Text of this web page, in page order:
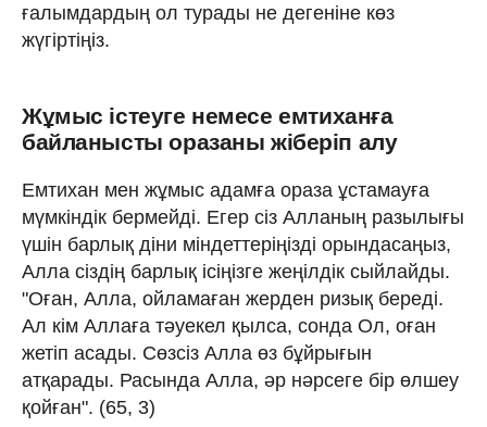
ғалымдардың ол турады не дегеніне көз
жүгіртіңіз.
Жұмыс істеуге немесе емтиханға
байланысты оразаны жіберіп алу
Емтихан мен жұмыс адамға ораза ұстамауға
мүмкіндік бермейді. Егер сіз Алланың разылығы
үшін барлық діни міндеттеріңізді орындасаңыз,
Алла сіздің барлық ісіңізге жеңілдік сыйлайды.
"Оған, Алла, ойламаған жерден ризық береді.
Ал кім Аллаға тәуекел қылса, сонда Ол, оған
жетіп асады. Сөзсіз Алла өз бұйрығын
атқарады. Расында Алла, әр нәрсеге бір өлшеу
қойған". (65, 3)